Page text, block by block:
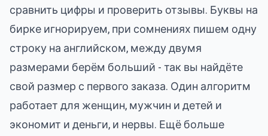
сравнить цифры и проверить отзывы. Буквы на
бирке игнорируем, при сомнениях пишем одну
строку на английском, между двумя
размерами берём больший - так вы найдёте
свой размер с первого заказа. Один алгоритм
работает для женщин, мужчин и детей и
экономит и деньги, и нервы. Ещё больше